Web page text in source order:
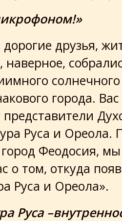
дорогие друзья,
наверное,
города. Вас
Руса и Ореола.
Феодосия,
о том, откуда
Руса и Ореола».
Руса